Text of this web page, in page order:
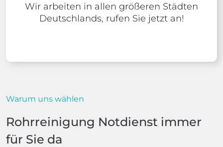
Wir arbeiten in allen größeren Städten
Deutschlands, rufen Sie jetzt an!
Warum uns wählen
Rohrreinigung Notdienst immer
für Sie da